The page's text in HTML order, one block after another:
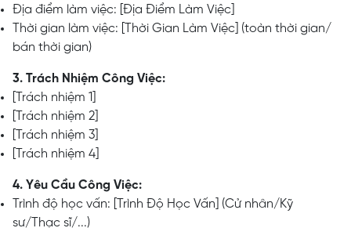
Địa điểm làm việc: [Địa Điểm Làm Việc]
Thời gian làm việc: [Thời Gian Làm Việc] (toàn thời gian/
bán thời gian)
3. Trách Nhiệm Công Việc:
[Trách nhiệm 1]
[Trách nhiệm 2]
[Trách nhiệm 3]
[Trách nhiệm 4]
4. Yêu Cầu Công Việc:
Trình độ học vấn: [Trình Độ Học Vấn] (Cử nhân/Kỹ
sư/Thạc sĩ/...)